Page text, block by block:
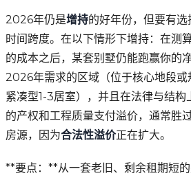
2026年仍是增持的好年份，但要有
时间跨度。在以下情形下增持：在测
的成本之后，某套别墅仍能跑赢你的
2026年需求的区域（位于核心地段或
紧凑型1-3居室），并且在法律与结
的产权和工程质量支付溢价，通常胜
房源，因为合法性溢价正在扩大。
**要点：**从一套老旧、剩余租期短